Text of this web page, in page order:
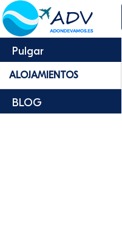
Pulgar
ALOJAMIENTOS
BLOG